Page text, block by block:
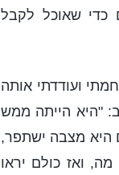
כדי שאוכל לקבל
ועודדתי אותה
"היא הייתה ממש
היא מצבה ישתפר,
ואז כולם יראו